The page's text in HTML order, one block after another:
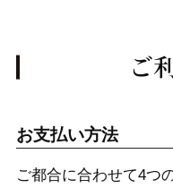
ご
お支払い方法
ご都合に合わせて4つ